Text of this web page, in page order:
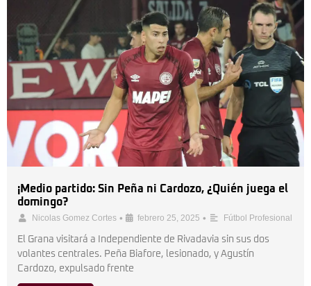
¡Medio partido: Sin Peña ni Cardozo, ¿Quién juega el
domingo?
Nicolas Gomez Cortes • febrero 25, 2025 • Fútbol Profesional
El Grana visitará a Independiente de Rivadavia sin sus dos
volantes centrales. Peña Biafore, lesionado, y Agustín
Cardozo, expulsado frente